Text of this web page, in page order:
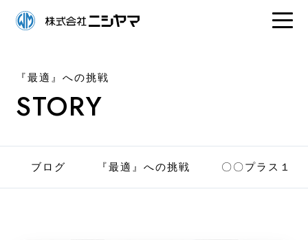
『最適』への挑戦
STORY
ブログ 『最適』への挑戦 〇〇プラス１